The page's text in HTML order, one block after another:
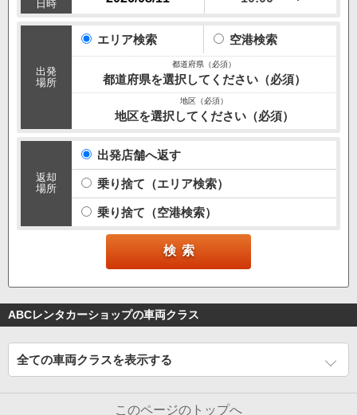
日時
出発
場所
エリア検索 空港検索
都道府県を選択してください（必須）
地区を選択してください（必須）
返却
場所
出発店舗へ返す
乗り捨て（エリア検索）
乗り捨て（空港検索）
ABCレンタカーショップの車両クラス
全ての車両クラスを表示する
このページのトップへ